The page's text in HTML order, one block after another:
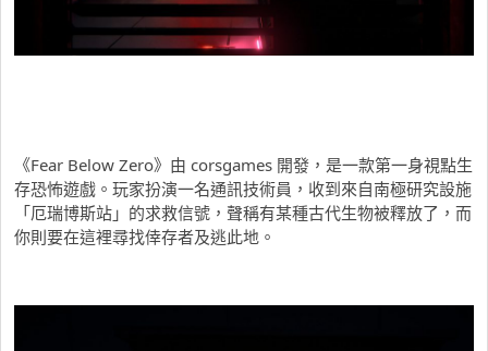
《Fear Below Zero》由 corsgames 開發，是一款第一身視點生
存恐怖遊戲。玩家扮演一名通訊技術員，收到來自南極研究設施
「厄瑞博斯站」的求救信號，聲稱有某種古代生物被釋放了，而
你則要在這裡尋找倖存者及逃此地。